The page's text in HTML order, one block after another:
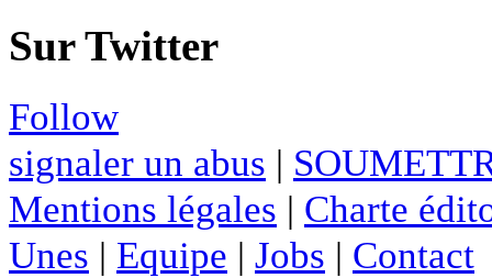
Sur Twitter
Follow
signaler un abus |
Mentions légales | Charte
Unes | Equipe | Jobs | Contact